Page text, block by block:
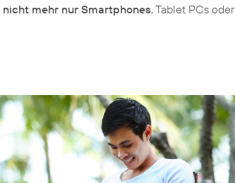
nicht mehr nur Smartphones, Tablet PCs oder